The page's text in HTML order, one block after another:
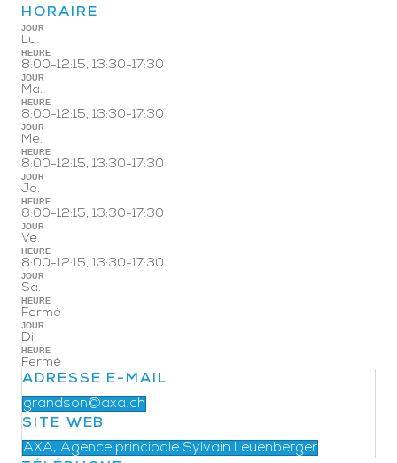
HORAIRE
JOUR
Lu.
HEURE
8:00-12:15, 13:30-17:30
JOUR
Ma.
HEURE
8:00-12:15, 13:30-17:30
JOUR
Me.
HEURE
8:00-12:15, 13:30-17:30
JOUR
Je.
HEURE
8:00-12:15, 13:30-17:30
JOUR
Ve.
HEURE
8:00-12:15, 13:30-17:30
JOUR
Sa.
HEURE
Fermé
JOUR
Di.
HEURE
Fermé
ADRESSE E-MAIL
grandson@axa.ch
SITE WEB
AXA, Agence principale Sylvain Leuenberger